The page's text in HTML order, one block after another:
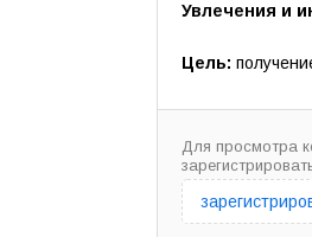
Увлечения и
Цель:
Для просмотра